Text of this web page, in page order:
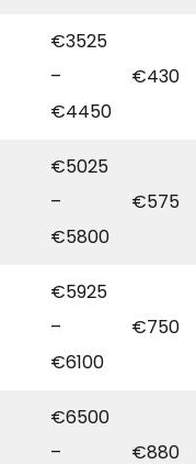
€3525
–
€4450
€430
€5025
–
€5800
€575
€5925
–
€6100
€750
€6500
–
€880